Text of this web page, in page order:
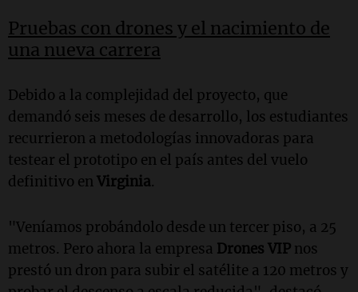
Pruebas con drones y el nacimiento de
una nueva carrera
Debido a la complejidad del proyecto, que
demandó seis meses de desarrollo, los estudiantes
recurrieron a metodologías innovadoras para
testear el prototipo en el país antes del vuelo
definitivo enVirginia.
"Veníamos probándolo desde un tercer piso, a 25
metros. Pero ahora la empresa Drones VIP nos
prestó un dron para subir el satélite a 120 metros y